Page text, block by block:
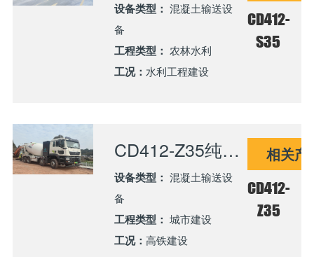
设备类型： 混凝土输送设
备
工程类型： 农林水利
工况：水利工程建设
CD412-
S35
CD412-Z35纯电混凝土搅拌车应用绵遂内高铁建设
设备类型： 混凝土输送设
备
工程类型： 城市建设
工况：高铁建设
相关产
CD412-
Z35